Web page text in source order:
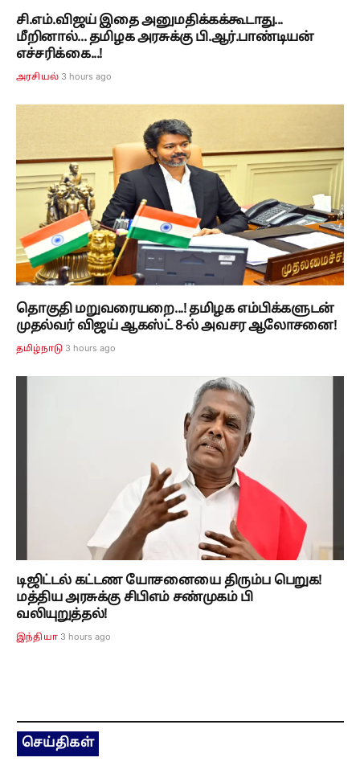
சி.எம்.விஜய் இதை அனுமதிக்கக்கூடாது...
மீறினால்... தமிழக அரசுக்கு பி.ஆர்.பாண்டியன்
எச்சரிக்கை...!
அரசியல் 3 hours ago
தொகுதி மறுவரையறை...! தமிழக எம்பிக்களுடன்
முதல்வர் விஜய் ஆகஸ்ட் 8-ல் அவசர ஆலோசனை!
தமிழ்நாடு 3 hours ago
டிஜிட்டல் கட்டண யோசனையை திரும்ப பெறுக!
மத்திய அரசுக்கு சிபிஎம் சண்முகம் பி
வலியுறுத்தல்!
இந்தியா 3 hours ago
செய்திகள்